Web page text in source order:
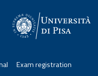
Exam registration